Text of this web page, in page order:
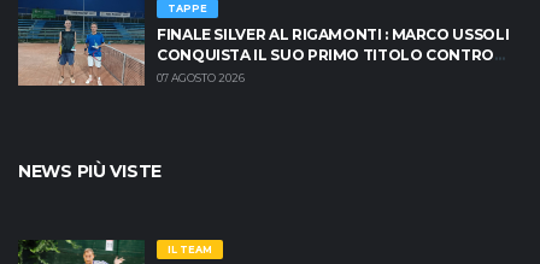
TAPPE
FINALE SILVER AL RIGAMONTI : MARCO USSOLI
CONQUISTA IL SUO PRIMO TITOLO CONTRO
MASSIMO CRISCIONE
07 AGOSTO 2026
NEWS PIÙ VISTE
IL TEAM